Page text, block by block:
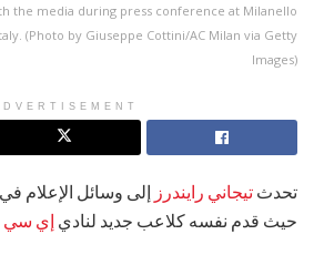
the media during press conference at Milanello
(Photo by Giuseppe Cottini/AC Milan via Getty
Images)
تحدث تيجاني رايندرز إلى وسائل الإعلام
حيث قدم نفسه كلاعب جديد لنادي إي سي